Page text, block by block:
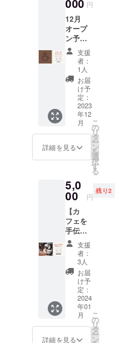
りま
間有効
ます。
す。 下
記メ
ニュー
を提供
予定で
す。 ・
コー
ヒー ・
カフェ
オレ ・
ワイン
※有効期
限：発
行から
半年と
000 円
12月
オープ
ン予定
の店内
で使え
る【ド
リンク
チケッ
ト20枚
券】 店
内のア
ルコー
ルを含
む、全
てのド
リンク
用いた
だけま
す。 下
記メ
ニュー
を提供
予定で
す。 ・
コー
ヒー ・
カフェ
オレ ・
ワイン
※有効期
限：発
行から
半年と
支援
者：
1人
お届
け予
定：
2023
年12
月
詳細を見る
こ
の
リ
タ
ー
ン
を
選
択
す
る
5,0
00 円
残り2
【カ
フェを
手伝え
る券】
初めて
の挑戦
である
「カ
フェ運
営」を
手伝え
る権利
となり
ます。
支援
者：
3人
お届
け予
定：
2024
年01
月
詳細を見る
こ
の
リ
タ
ー
ン